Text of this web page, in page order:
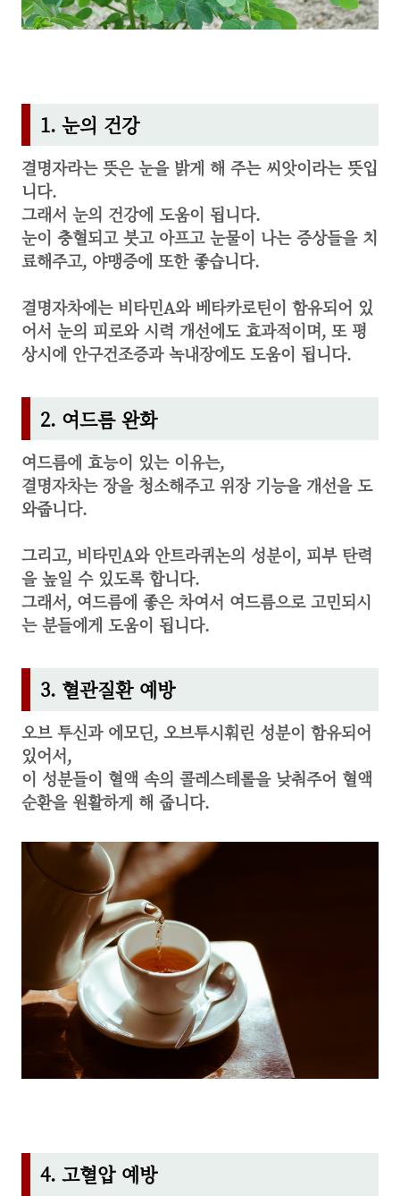
1. 눈의 건강
결명자라는 뜻은 눈을 밝게 해 주는 씨앗이라는 뜻입
니다.
그래서 눈의 건강에 도움이 됩니다.
눈이 충혈되고 붓고 아프고 눈물이 나는 증상들을 치
료해주고, 야맹증에 또한 좋습니다.
결명자차에는 비타민A와 베타카로틴이 함유되어 있
어서 눈의 피로와 시력 개선에도 효과적이며, 또 평
상시에 안구건조증과 녹내장에도 도움이 됩니다.
2. 여드름 완화
여드름에 효능이 있는 이유는,
결명자차는 장을 청소해주고 위장 기능을 개선을 도
와줍니다.
그리고, 비타민A와 안트라퀴논의 성분이, 피부 탄력
을 높일 수 있도록 합니다.
그래서, 여드름에 좋은 차여서 여드름으로 고민되시
는 분들에게 도움이 됩니다.
3. 혈관질환 예방
오브 투신과 에모딘, 오브투시훠린 성분이 함유되어
있어서,
이 성분들이 혈액 속의 콜레스테롤을 낮춰주어 혈액
순환을 원활하게 해 줍니다.
4. 고혈압 예방